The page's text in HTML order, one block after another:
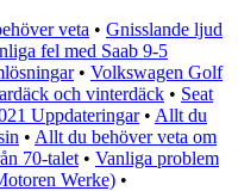
veta • Gnisslande ljud
fel med Saab 9-5
• Volkswagen Golf
och vinterdäck • Seat
Uppdateringar• Allt du
• Allt du behöver veta om
70-talet • Vanliga problem
Werke) •